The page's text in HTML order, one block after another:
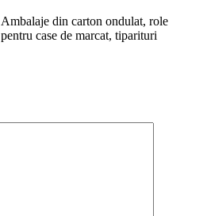
Ambalaje din carton ondulat, role
pentru case de marcat, tiparituri